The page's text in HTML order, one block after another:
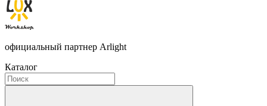
официальный партнер Arlight
Каталог